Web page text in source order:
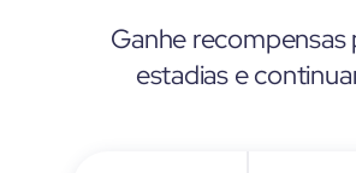
Ganhe recompensas
estadias e